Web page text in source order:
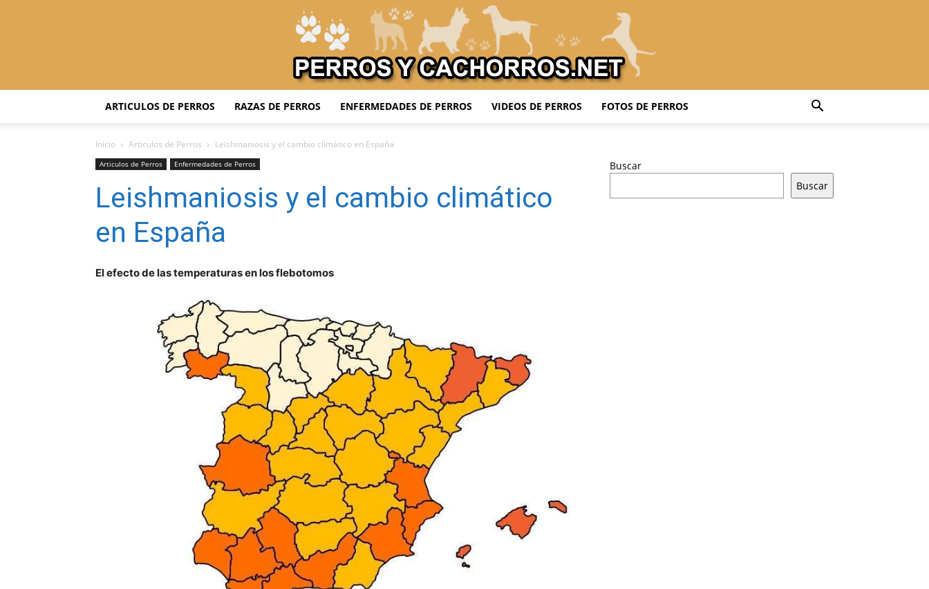
Razas
ARTICULOS DE PERROS RAZAS DE PERROS ENFERMEDADES DE PERROS VIDEOS DE PERROS FOTOS DE PERROS
Inicio Articulos de Perros Leishmaniosis y el cambio climático en España
Articulos de Perros Enfermedades de Perros
Leishmaniosis y el cambio climático
en España
El efecto de las temperaturas en losflebotomos
Buscar
Buscar